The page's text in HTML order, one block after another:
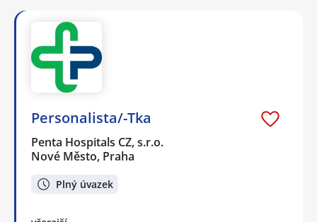
Personalista/-Tka
Penta Hospitals CZ, s.r.o.
Nové Město, Praha
Plný úvazek